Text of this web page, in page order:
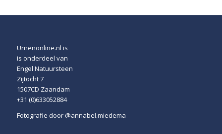
Urnenonline.nl is
is onderdeel van
Engel Natuursteen
Zijtocht 7
1507CD Zaandam
+31 (0)633052884
Fotografie door@annabel.miedema